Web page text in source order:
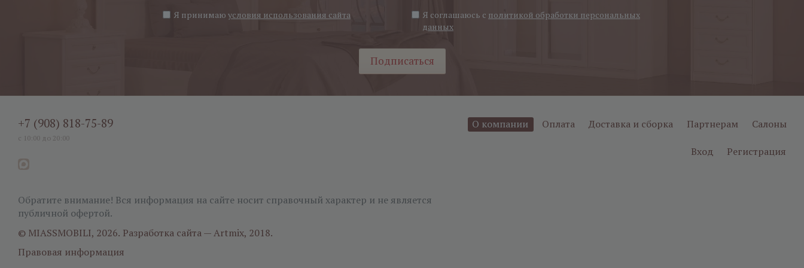
Я принимаю условия использования сайта Я соглашаюсь с политикой обработки персональных
данных
Подписаться
+7 (908) 818-75-89
с 10:00 до 20:00
Обратите внимание! Вся информация на сайте носит справочный характер и не является
публичной офертой.
© MIASSMOBILI, 2026. Разработка сайта — Artmix, 2018.
Правовая информация
О компании Оплата Доставка и сборка Партнерам Салоны
Вход Регистрация